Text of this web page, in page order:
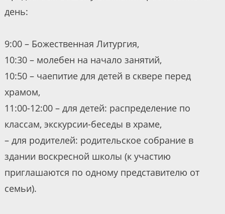
день:
9:00 – Божественная Литургия,
10:30 – молебен на начало занятий,
10:50 – чаепитие для детей в сквере перед
храмом,
11:00-12:00 – для детей: распределение по
классам, экскурсии-беседы в храме,
– для родителей: родительское собрание в
здании воскресной школы (к участию
приглашаются по одному представителю от
семьи).